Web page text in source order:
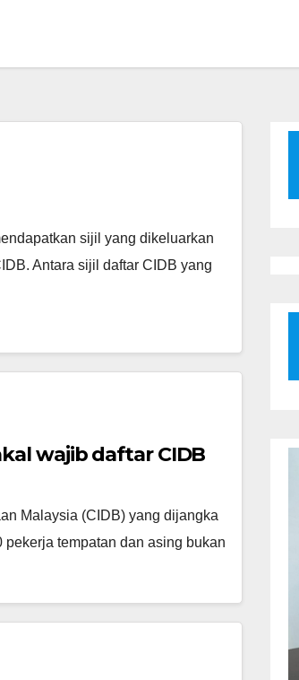
sijil yang dikeluarkan
Antara sijil daftar CIDB yang
wajib daftar CIDB
Malaysia (CIDB) yang dijangka
tempatan dan asing bukan